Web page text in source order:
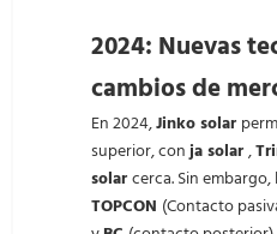
2024: Nuevas
cambios de
En 2024,Jinko solar
superior, conja solar,
solarcerca. Sin
TOPCON (Contacto